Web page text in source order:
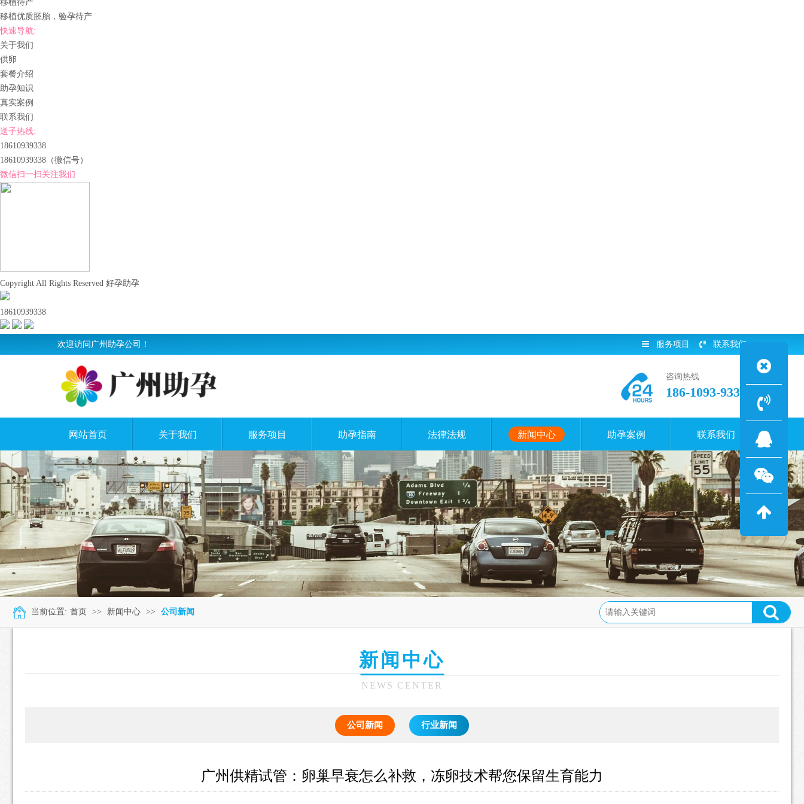
移植待产
移植优质胚胎，验孕待产
快速导航:
关于我们
供卵
套餐介绍
助孕知识
真实案例
联系我们
送子热线:
18610939338
18610939338 （微信号）
微信扫一扫关注我们
Copyright All Rights Reserved 好孕助孕
18610939338
欢迎访问广州助孕公司！ 服务项目 联系我们
咨询热线
186-1093-9338
网站首页 关于我们 服务项目 助孕指南 法律法规 新闻中心 助孕案例 联系我们
当前位置: 首页 >> 新闻中心 >> 公司新闻
新闻中心
NEWS CENTER
公司新闻 行业新闻
广州供精试管：卵巢早衰怎么补救，冻卵技术帮您保留生育能力